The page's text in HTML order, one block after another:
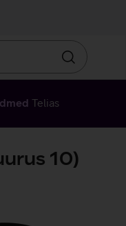
Otsin
Telias
10)